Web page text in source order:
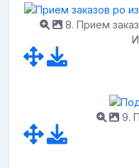
8. Прием
9.